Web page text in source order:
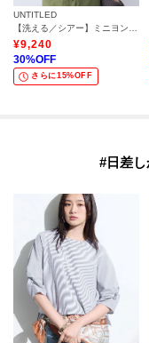
UNTITLED
【洗える／シアー】ミニヨンレースプルオーバー
¥9,240
30%OFF
さらに15%OFF
#日差